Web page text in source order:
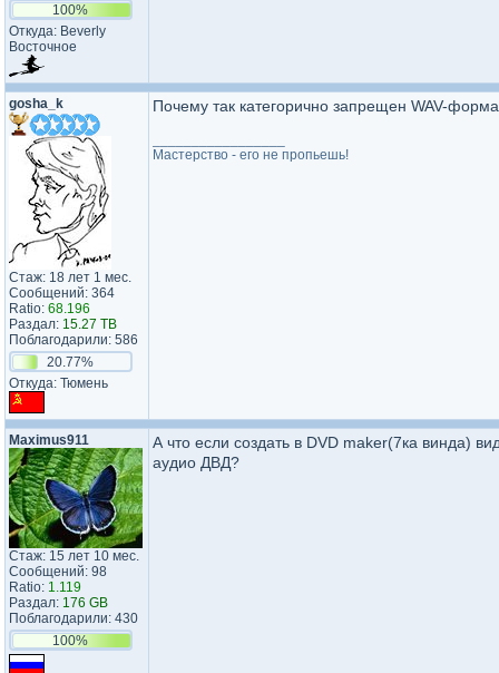
100%
Откуда: Beverly
Восточное
gosha_k
Стаж: 18 лет 1 мес.
Сообщений: 364
Ratio: 68.196
Раздал: 15.27 TB
Поблагодарили: 586
20.77%
Откуда: Тюмень
Почему так категорично запрещен WAV-
Мастерство - его не пропьешь!
Maximus911
Стаж: 15 лет 10 мес.
Сообщений: 98
Ratio: 1.119
Раздал: 176 GB
Поблагодарили: 430
100%
А что если создать в DVD maker(7ка винда)
аудио ДВД?